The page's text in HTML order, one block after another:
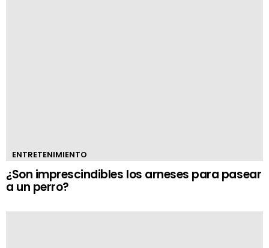
ENTRETENIMIENTO
¿Son imprescindibles los arneses para pasear
a un perro?